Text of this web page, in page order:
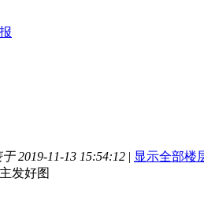
2019-11-13 15:54:12 | 显示全部楼
发好图